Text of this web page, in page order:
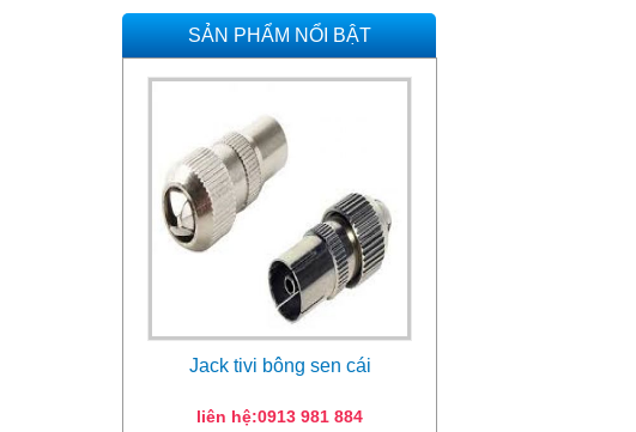
SẢN PHẨM NỔI BẬT
Jack tivi bông sen cái
liên hệ:0913 981 884